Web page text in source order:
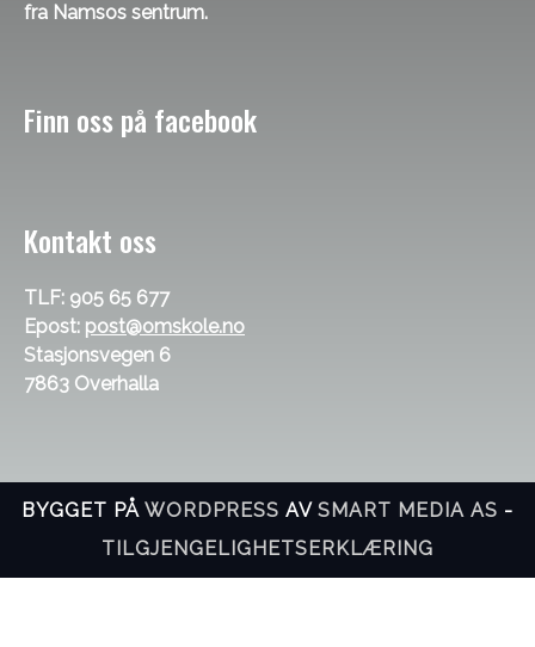
fra Namsos sentrum.
Finn oss på facebook
Kontakt oss
TLF: 905 65 677
Epost: post@omskole.no
Stasjonsvegen 6
7863 Overhalla
BYGGET PÅ WORDPRESS AV SMART MEDIA AS -
TILGJENGELIGHETSERKLÆRING